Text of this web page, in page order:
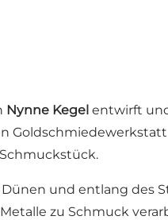
Nynne Kegel entwirft
und entlang des
zu Schmuck